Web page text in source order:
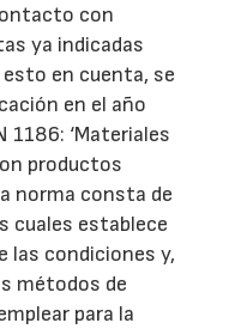
con
ya indicadas
en cuenta, se
en el año
1186: ‘Materiales
productos
norma consta de
cuales establece
las condiciones y,
métodos de
para la